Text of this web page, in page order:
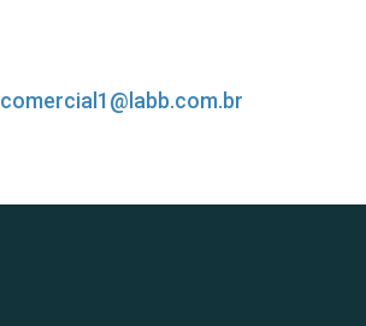
comercial1@labb.com.br